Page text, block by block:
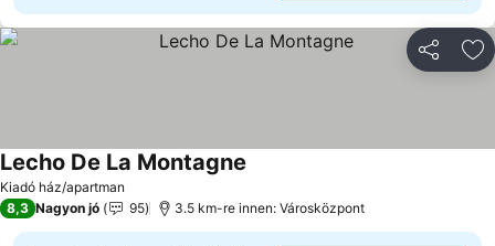
Kiadó ház/apartman
Lecho De La Montagne
8,3 Nagyon jó 95 3.5 km-re innen: Városközpont